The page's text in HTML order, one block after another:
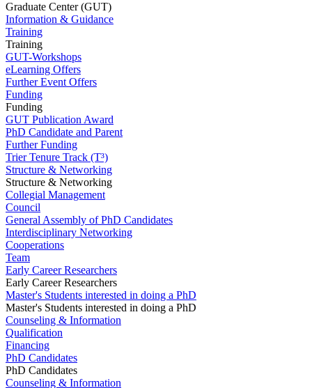
Graduate Center (GUT)
Information & Guidance
Training
Training
GUT-Workshops
eLearning Offers
Further Event Offers
Funding
Funding
GUT Publication Award
PhD Candidate and Parent
Further Funding
Trier Tenure Track (T³)
Structure & Networking
Structure & Networking
Collegial Management
Council
General Assembly of PhD Candidates
Interdisciplinary Networking
Cooperations
Team
Early Career Researchers
Early Career Researchers
Master's Students interested in doing a PhD
Master's Students interested in doing a PhD
Counseling & Information
Qualification
Financing
PhD Candidates
PhD Candidates
Counseling & Information